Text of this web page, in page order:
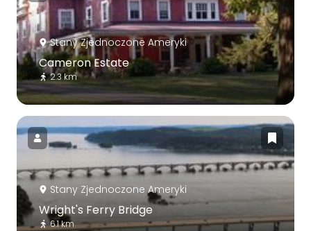
Stany Zjednoczone Ameryki
Cameron Estate
2.3 km
Stany Zjednoczone Ameryki
Wright's Ferry Bridge
6.1 km